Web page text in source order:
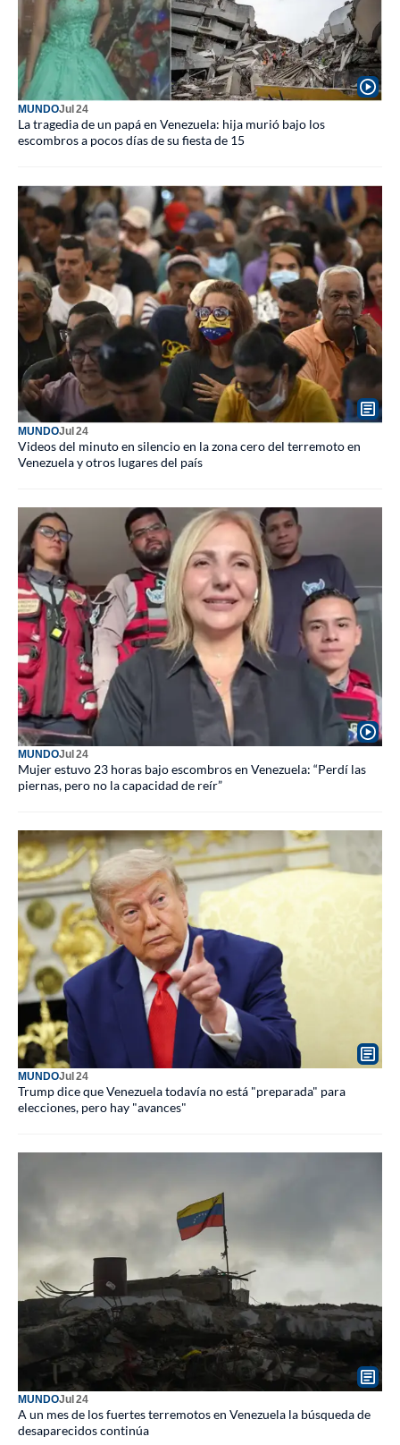
MUNDOJul 24
La tragedia de un papá en Venezuela: hija murió bajo los
escombros a pocos días de su fiesta de 15
MUNDOJul 24
Videos del minuto en silencio en la zona cero del terremoto en
Venezuela y otros lugares del país
MUNDOJul 24
Mujer estuvo 23 horas bajo escombros en Venezuela: “Perdí las
piernas, pero no la capacidad de reír”
MUNDOJul 24
Trump dice que Venezuela todavía no está "preparada" para
elecciones, pero hay "avances"
MUNDOJul 24
A un mes de los fuertes terremotos en Venezuela la búsqueda de
desaparecidos continúa